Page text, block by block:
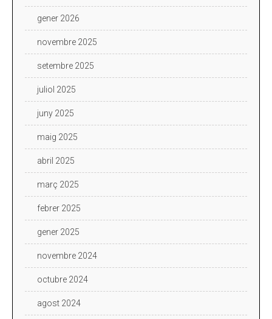
gener 2026
novembre 2025
setembre 2025
juliol 2025
juny 2025
maig 2025
abril 2025
març 2025
febrer 2025
gener 2025
novembre 2024
octubre 2024
agost 2024